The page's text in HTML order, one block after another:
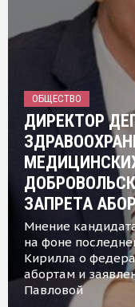
ОБЩЕСТВО
ДИРЕКТОР
ЗАПРЕТА
Мнение
на фоне
Кирилла о
абортам и
Павловой